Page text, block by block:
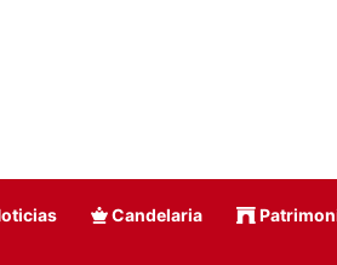
Candelaria